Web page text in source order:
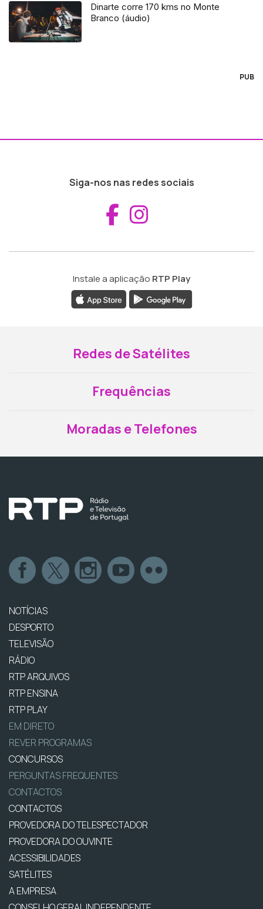
Dinarte corre 170 kms no Monte
Branco (áudio)
PUB
Siga-nos nas redes sociais
Aceder ao
Instale a aplicação RTP Play
Redes de Satélites
Frequências
Moradas e Telefones
NOTÍCIAS
DESPORTO
TELEVISÃO
RÁDIO
RTP ARQUIVOS
RTP ENSINA
RTP PLAY
EM DIRETO
REVER PROGRAMAS
CONCURSOS
PERGUNTAS FREQUENTES
CONTACTOS
CONTACTOS
PROVEDORA DO TELESPECTADOR
PROVEDORA DO OUVINTE
ACESSIBILIDADES
SATÉLITES
A EMPRESA